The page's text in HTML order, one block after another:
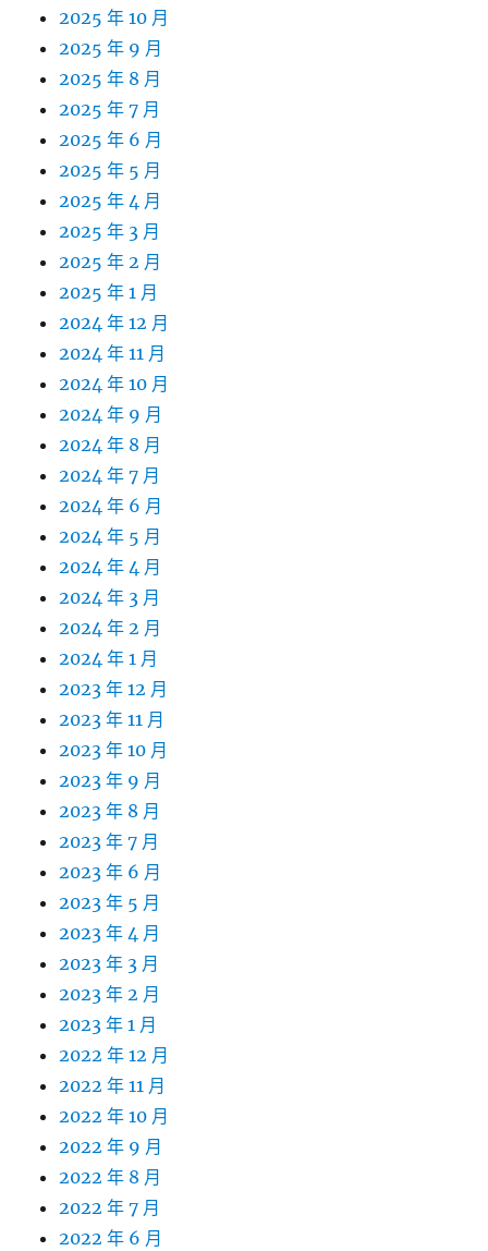
2025 年 10 月
2025 年 9 月
2025 年 8 月
2025 年 7 月
2025 年 6 月
2025 年 5 月
2025 年 4 月
2025 年 3 月
2025 年 2 月
2025 年 1 月
2024 年 12 月
2024 年 11 月
2024 年 10 月
2024 年 9 月
2024 年 8 月
2024 年 7 月
2024 年 6 月
2024 年 5 月
2024 年 4 月
2024 年 3 月
2024 年 2 月
2024 年 1 月
2023 年 12 月
2023 年 11 月
2023 年 10 月
2023 年 9 月
2023 年 8 月
2023 年 7 月
2023 年 6 月
2023 年 5 月
2023 年 4 月
2023 年 3 月
2023 年 2 月
2023 年 1 月
2022 年 12 月
2022 年 11 月
2022 年 10 月
2022 年 9 月
2022 年 8 月
2022 年 7 月
2022 年 6 月